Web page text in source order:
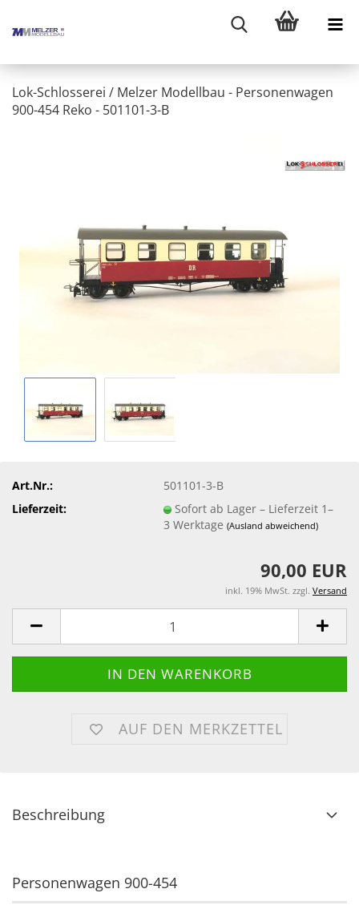
Lok-Schlosserei / Melzer Modellbau - Personenwagen
900-454 Reko - 501101-3-B
Art.Nr.:
501101-3-B
Lieferzeit:
Sofort ab Lager – Lieferzeit 1–
3 Werktage(Ausland abweichend)
90,00 EUR
inkl. 19% MwSt. zzgl. Versand
AUF DEN MERKZETTEL
Beschreibung
Personenwagen 900-454